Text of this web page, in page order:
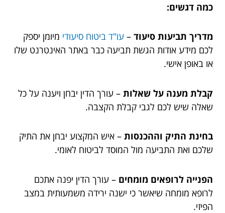
כמה דגשים:
מדריך תביעות סיעוד – עו"ד ביטוח סיעודי מיומן יספק
לכם מידע אודות הגשת תביעה כבר באתר האינטרנט שלו
או באופן אישי.
קבלת מענה על שאלות – עורך הדין יבחן ויענה על כל
שאלה שיש לכם לגבי קבלת הקצבה.
בחינת התיק וההכנסות – איש המקצוע יבחן את התיק
שלכם ואת התביעה מול המוסד לביטוח לאומי.
הפנייה לרופאים מומחים – עורך הדין יפנה אתכם
לרופא מומחה שיאשר כי ישנה ירידה משמעותית במצב
הפיזי.